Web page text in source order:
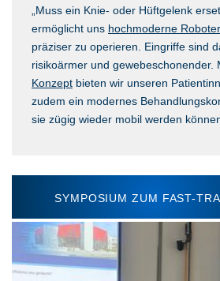
„Muss ein Knie- oder Hüftgelenk
ermöglicht uns hochmoderne
präziser zu operieren. Eingriffe sind
risikoärmer und gewebeschonender.
Konzept bieten wir unseren
zudem ein modernes
sie zügig wieder mobil werden
SYMPOSIUM ZUM FAST-